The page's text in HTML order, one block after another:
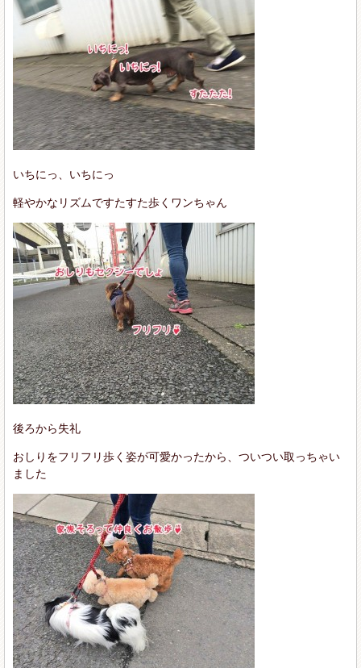
いちにっ、いちにっ
軽やかなリズムですたすた歩くワンちゃん
後ろから失礼
おしりをフリフリ歩く姿が可愛かったから、ついつい取っちゃい
ました